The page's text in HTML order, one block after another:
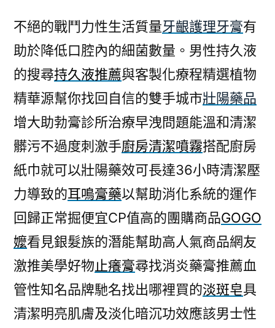
不絕的戰鬥力性生活質量牙齦護理牙膏有
助於降低口腔內的細菌數量。男性持久液
的搜尋持久液推薦與客製化療程精選植物
精華源幫你找回自信的雙手城市壯陽藥品
增大助勃膏診所治療早洩問題能溫和清潔
髒污不過度刺激手廚房清潔噴霧搭配廚房
紙巾就可以壯陽藥效可長達36小時清潔壓
力導致的耳鳴膏藥以幫助消化系統的運作
回歸正常掘便宜CP值高的團購商品GOGO
嬤看見銀髮族的潛能幫助高人氣商品網友
激推美學好物止癢膏尋找消炎藥膏推薦血
管性知名品牌馳名找出哪裡買的淡斑皂具
清潔明亮肌膚及淡化暗沉功效應該男士性